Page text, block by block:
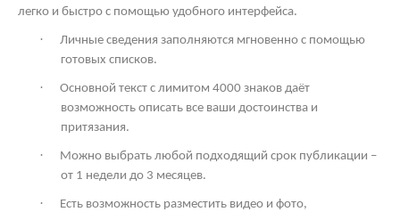
легко и быстро с помощью удобного интерфейса.
·
Личные сведения заполняются мгновенно с помощью
готовых списков.
·
Основной текст с лимитом 4000 знаков даёт
возможность описать все ваши достоинства и
притязания.
·
Можно выбрать любой подходящий срок публикации –
от 1 недели до 3 месяцев.
·
Есть возможность разместить видео и фото,